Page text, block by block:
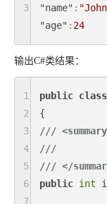
"name" :
"age" : 24
3
输出C#类结果：
public class
///
///
/// </
public int
1
2
3
4
5
6
7